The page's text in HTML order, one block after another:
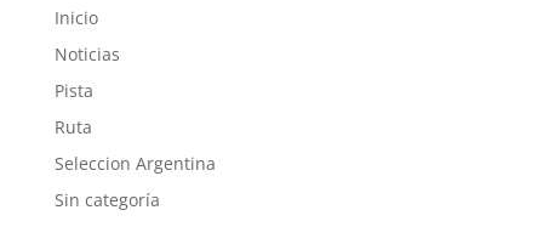
Inicio
Noticias
Pista
Ruta
Seleccion Argentina
Sin categoría